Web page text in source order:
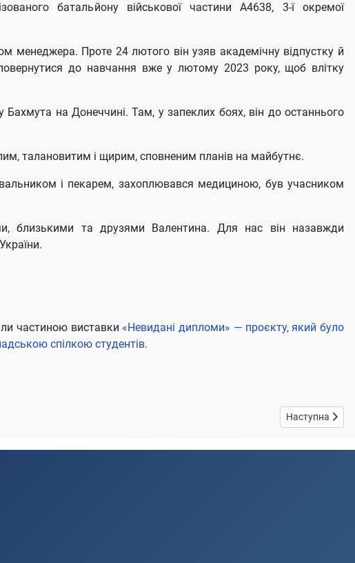
батальйону військової частини А4638, 3-ї окремої
менеджера. Проте 24 лютого він узяв академічну відпустку й
до навчання вже у лютому 2023 року, щоб влітку
на Донеччині. Там, у запеклих боях, він до останнього
талановитим і щирим, сповненим планів на майбутнє.
і пекарем, захоплювався медициною, був учасником
близькими та друзями Валентина. Для нас він назавжди
частиною виставки «Невидані дипломи» — проєкту, який було
спілкою студентів.
Наступна
Наступна